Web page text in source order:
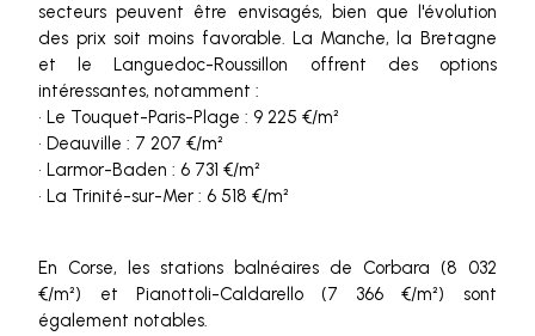
secteurs peuvent être envisagés, bien que l'évolution
des prix soit moins favorable. La Manche, la Bretagne
et le Languedoc-Roussillon offrent des options
intéressantes, notamment :
• Le Touquet-Paris-Plage : 9 225 €/m²
• Deauville : 7 207 €/m²
• Larmor-Baden : 6 731 €/m²
• La Trinité-sur-Mer : 6 518 €/m²
En Corse, les stations balnéaires de Corbara (8 032
€/m²) et Pianottoli-Caldarello (7 366 €/m²) sont
également notables.